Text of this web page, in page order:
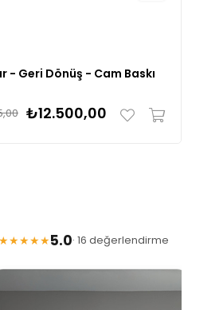
- Geri Dönüş - Cam Baskı
₺12.500,00
★★★★★5.0· 16 değerlendirme